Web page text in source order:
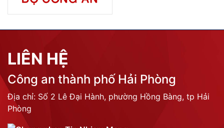
LIÊN HỆ
Công an thành phố Hải Phòng
Địa chỉ: Số 2 Lê Đại Hành, phường Hồng Bàng, tp Hải
Phòng